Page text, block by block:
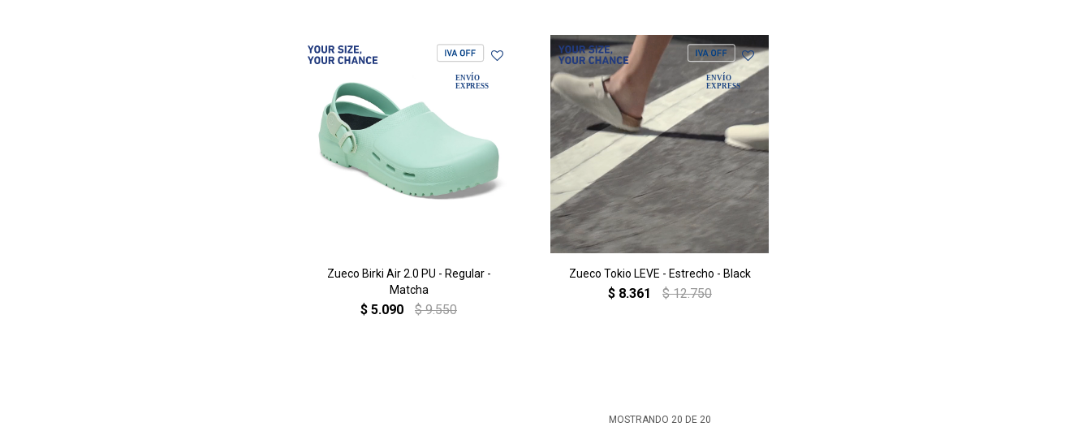
Zueco Birki Air 2.0 PU - Regular -
Matcha
$ 5.090 $ 9.550
Zueco Tokio LEVE - Estrecho - Black
$ 8.361 $ 12.750
MOSTRANDO 20 DE 20